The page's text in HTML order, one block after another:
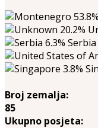
53.8%
20.2%
6.3% Serbia
3.8%
Broj zemalja:
85
Ukupno posjeta: